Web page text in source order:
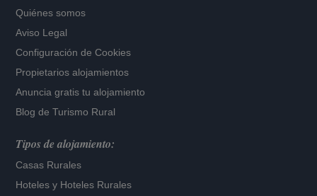
Quiénes somos
Aviso Legal
Configuración de Cookies
Propietarios alojamientos
Anuncia gratis tu alojamiento
Blog de Turismo Rural
Tipos de alojamiento:
Casas Rurales
Hoteles y Hoteles Rurales